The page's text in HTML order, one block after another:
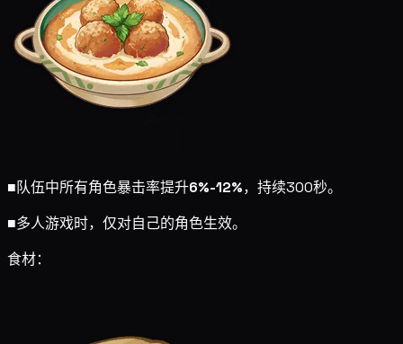
■队伍中所有角色暴击率提升6%-12%，持续300秒。
■多人游戏时，仅对自己的角色生效。
食材：